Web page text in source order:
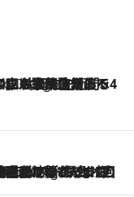
Ago
だよ」 片岡仁左衛門・市川中車ら豪華座組みで4年目の立川立飛歌舞伎へ
勝手に再ブーム
Ago
ー顔負けの高速歌唱まで…さだまさし（74）のアグレッシブすぎる現在地